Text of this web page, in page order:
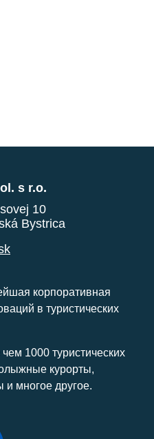
s r.o.
10
Bystrica
корпоративная
в туристических
1000 туристических
курорты,
и многое другое.